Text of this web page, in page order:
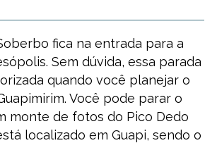
fica na entrada para a
Sem dúvida, essa parada
quando você planejar o
Você pode parar o
monte de fotos do Pico Dedo
localizado em Guapi, sendo o